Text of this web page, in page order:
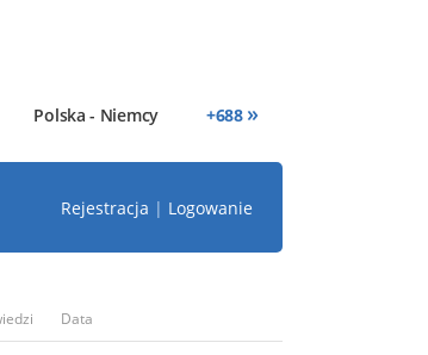
Polska - Niemcy +688 »
Rejestracja | Logowanie
Data